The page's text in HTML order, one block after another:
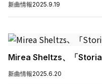
新曲情報2025.9.19
Mirea Sheltzs、「
新曲情報2025.6.20